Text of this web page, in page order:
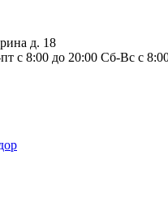
д. 18
с 8:00 до 20:00 Сб-Вс с